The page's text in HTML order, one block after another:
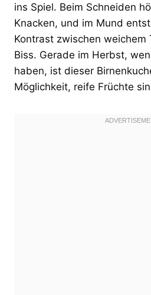
ins Spiel. Beim Schneiden
Knacken, und im Mund
Kontrast zwischen weichem
Biss. Gerade im Herbst,
haben, ist dieser
Möglichkeit, reife Früchte